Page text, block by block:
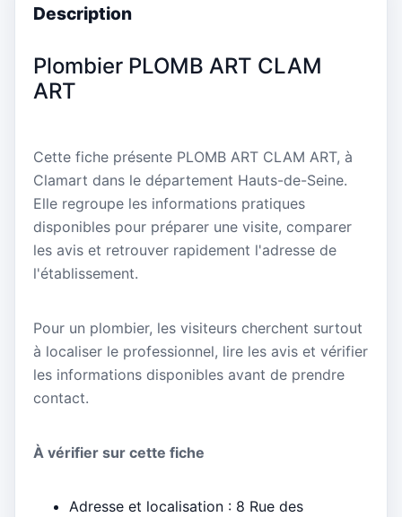
Description
Plombier PLOMB ART CLAM
ART
Cette fiche présente PLOMB ART CLAM ART, à
Clamart dans le département Hauts-de-Seine.
Elle regroupe les informations pratiques
disponibles pour préparer une visite, comparer
les avis et retrouver rapidement l'adresse de
l'établissement.
Pour un plombier, les visiteurs cherchent surtout
à localiser le professionnel, lire les avis et vérifier
les informations disponibles avant de prendre
contact.
À vérifier sur cette fiche
Adresse et localisation : 8 Rue des